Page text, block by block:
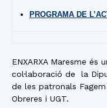
PROGRAMA DE
ENXARXA Maresme
col·laboració de la
de les patronals
Obreres i UGT.